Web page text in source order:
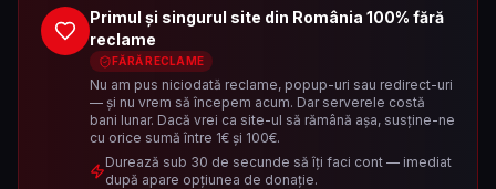
Primul și singurul site din România 100% fără
reclame
FĂRĂ RECLAME
Nu am pus niciodată reclame, popup-uri sau redirect-uri
— și nu vrem să începem acum. Dar serverele costă
bani lunar. Dacă vrei ca site-ul să rămână așa, susține-ne
cu orice sumă între 1€ și 100€.
Durează sub 30 de secunde să îți faci cont — imediat
după apare opțiunea de donație.